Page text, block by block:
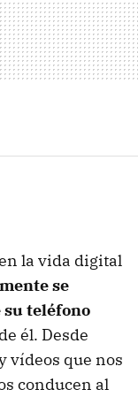
la vida digital
se
su teléfono
él. Desde
vídeos que nos
conducen al